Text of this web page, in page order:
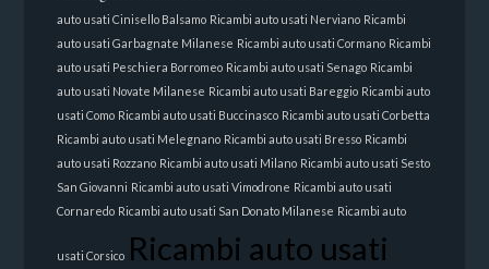
auto usati Cinisello Balsamo Ricambi auto usati Nerviano Ricambi
auto usati Garbagnate Milanese Ricambi auto usati Cormano Ricambi
auto usati Peschiera Borromeo Ricambi auto usati Senago Ricambi
auto usati Novate Milanese Ricambi auto usati Bareggio Ricambi auto
usati Como Ricambi auto usati Buccinasco Ricambi auto usati Corbetta
Ricambi auto usati Melegnano Ricambi auto usati Bresso Ricambi
auto usati Rozzano Ricambi auto usati Milano Ricambi auto usati Sesto
San Giovanni Ricambi auto usati Vimodrone Ricambi auto usati
Cornaredo Ricambi auto usati San Donato Milanese Ricambi auto
usati Corsico Ricambi auto usati